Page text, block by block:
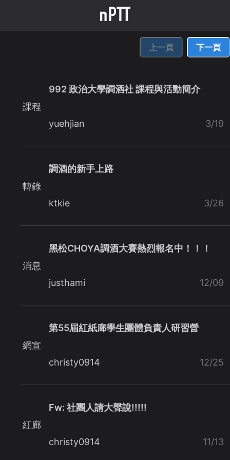
上一頁 下一頁
課程
992 政治大學調酒社 課程與活動簡介
yuehjian 3/19
轉錄
調酒的新手上路
ktkie 3/26
消息
黑松CHOYA調酒大賽熱烈報名中！！！
justhami 12/09
網宣
第55屆紅紙廊學生團體負責人研習營
christy0914 12/25
紅廊
Fw: 社團人請大聲說!!!!!
christy0914 11/13